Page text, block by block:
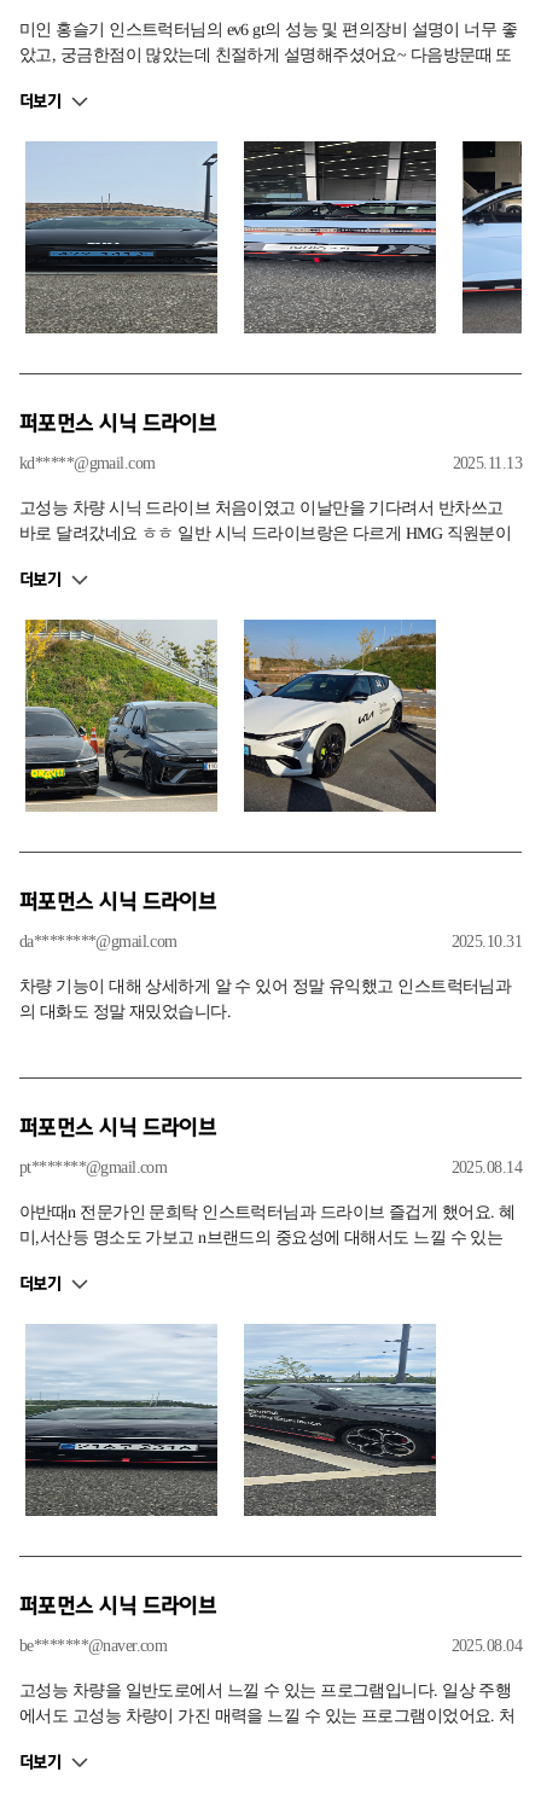
미인 홍슬기 인스트럭터님의 ev6 gt의 성능 및 편의장비 설명이 너무 좋
았고, 궁금한점이 많았는데 친절하게 설명해주셨어요~ 다음방문때 또
더보기
퍼포먼스 시닉 드라이브
kd*****@gmail.com 2025.11.13
고성능 차량 시닉 드라이브 처음이였고 이날만을 기다려서 반차쓰고
바로 달려갔네요 ㅎㅎ 일반 시닉 드라이브랑은 다르게 HMG 직원분이
잘해주시고 차량의 성능 및 조작 방법 모두 잘 알러주셔서 시운전때 정
전 해보겠습니다.
더보기
퍼포먼스 시닉 드라이브
da********@gmail.com 2025.10.31
차량 기능이 대해 상세하게 알 수 있어 정말 유익했고 인스트럭터님과
의 대화도 정말 재밌었습니다.
퍼포먼스 시닉 드라이브
pt*******@gmail.com 2025.08.14
아반때n 전문가인 문희탁 인스트럭터님과 드라이브 즐겁게 했어요. 혜
미,서산등 명소도 가보고 n브랜드의 중요성에 대해서도 느낄 수 있는
더보기
퍼포먼스 시닉 드라이브
be*******@naver.com 2025.08.04
고성능 차량을 일반도로에서 느낄 수 있는 프로그램입니다. 일상 주행
에서도 고성능 차량이 가진 매력을 느낄 수 있는 프로그램이었어요. 처
차량에 대한 설명과 드라이브 돌아올 때는 운전석에서 직접 탑승해서
더보기